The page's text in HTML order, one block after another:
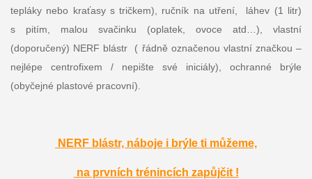
tepláky nebo kraťasy s tričkem), ručník na utření, láhev (1 litr)
s pitím, malou svačinku (oplatek, ovoce atd…), vlastní
(doporučený) NERF blástr ( řádně označenou vlastní značkou –
nejlépe centrofixem / nepište své iniciály), ochranné brýle
(obyčejné plastové pracovní).
NERF blástr, náboje i brýle ti můžeme,
na prvních trénincích zapůjčit !